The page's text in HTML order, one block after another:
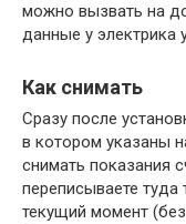
можно вызвать на
данные у электрика
Как снимать
Сразу после
в котором указаны
снимать показания
переписываете туда
текущий момент